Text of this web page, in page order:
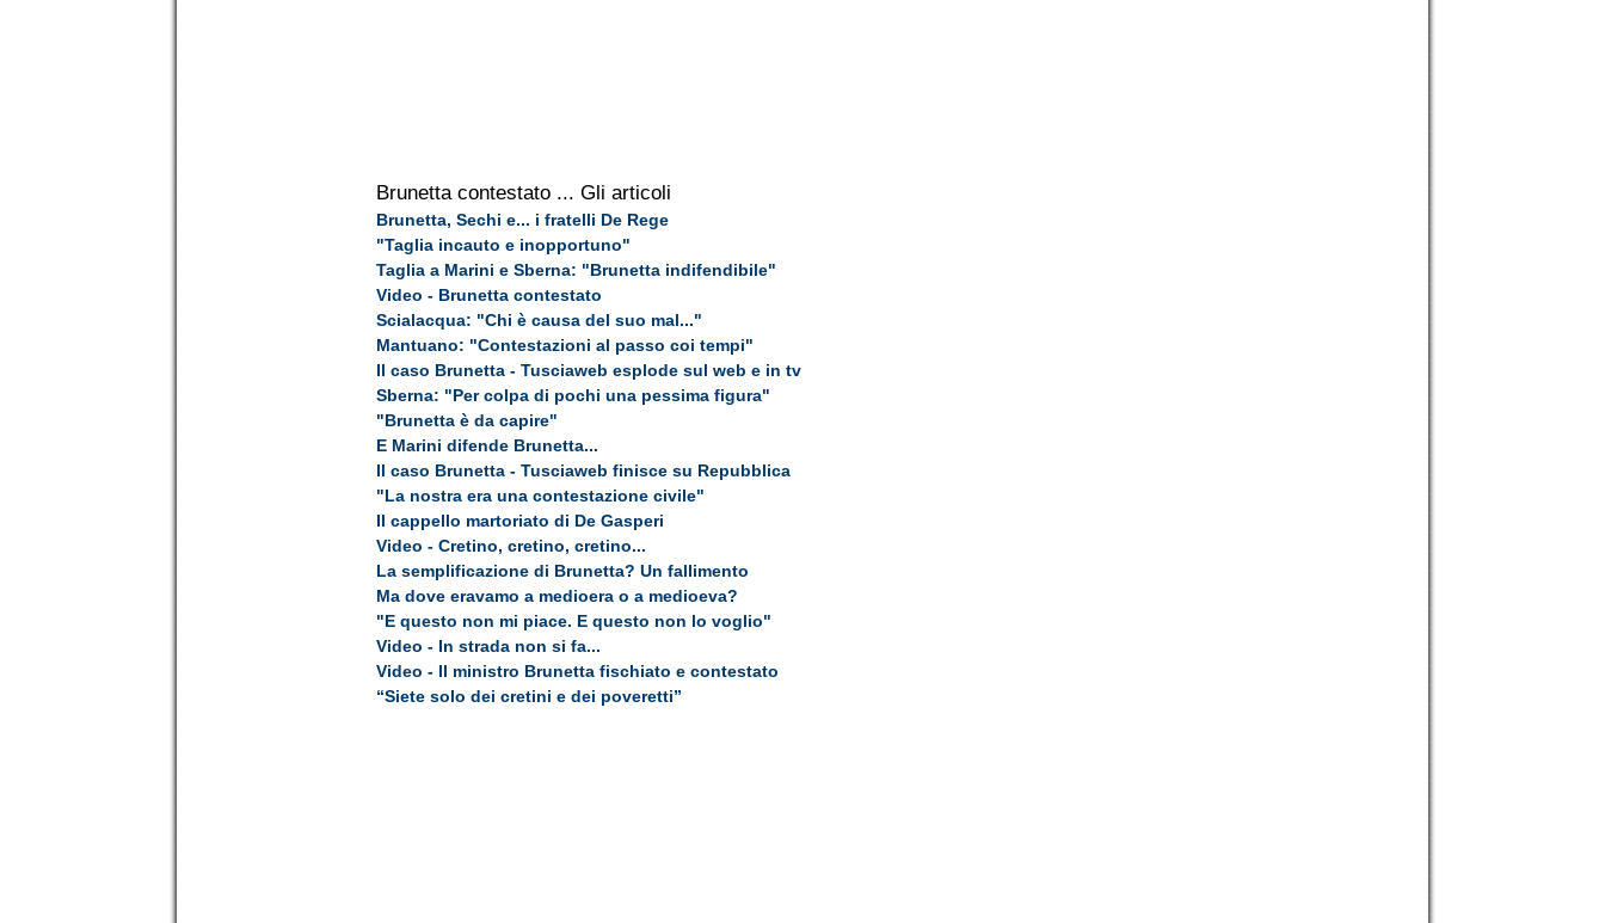
Brunetta contestato ... Gli articoli
Brunetta, Sechi e... i fratelli De Rege
"Taglia incauto e inopportuno"
Taglia a Marini e Sberna: "Brunetta indifendibile"
Video - Brunetta contestato
Scialacqua: "Chi è causa del suo mal..."
Mantuano: "Contestazioni al passo coi tempi"
Il caso Brunetta - Tusciaweb esplode sul web e in tv
Sberna: "Per colpa di pochi una pessima figura"
"Brunetta è da capire"
E Marini difende Brunetta...
Il caso Brunetta - Tusciaweb finisce su Repubblica
"La nostra era una contestazione civile"
Il cappello martoriato di De Gasperi
Video - Cretino, cretino, cretino...
La semplificazione di Brunetta? Un fallimento
Ma dove eravamo a medioera o a medioeva?
"E questo non mi piace. E questo non lo voglio"
Video - In strada non si fa...
Video - Il ministro Brunetta fischiato e contestato
“Siete solo dei cretini e dei poveretti”